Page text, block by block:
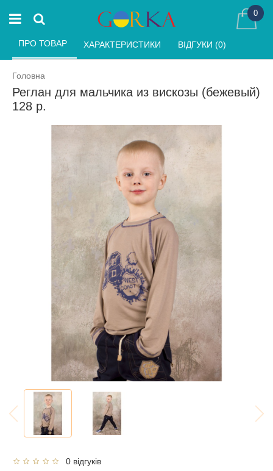
0
Головна
Реглан для мальчика из вискозы (бежевый)
128 р.
ПРО ТОВАР ХАРАКТЕРИСТИКИ ВІДГУКИ (0)
0 відгуків